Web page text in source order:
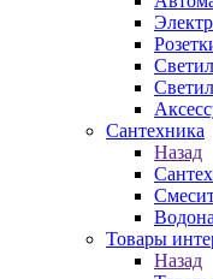
Сантехника
Назад
Товары
Назад